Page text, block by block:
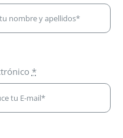
*